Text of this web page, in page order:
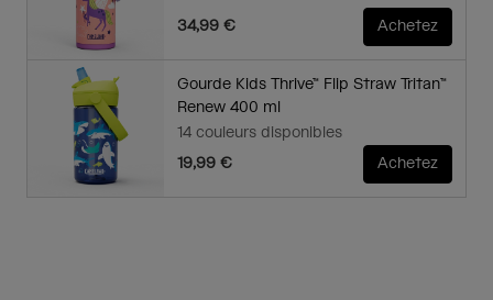
34,99 € Achetez
Gourde Kids Thrive™ Flip Straw Tritan™
Renew 400 ml
14 couleurs disponibles
19,99 €
Achetez